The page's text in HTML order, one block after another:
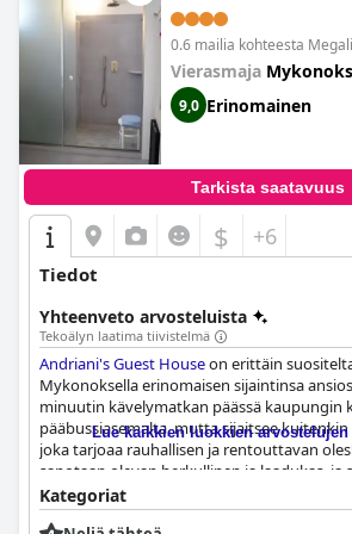
0.6 mailia kohteesta
Vierasmaja
9,0 Erinomainen
Tarkista saatavuus
$ +6
Tiedot
Yhteenveto arvosteluista
Tekoälyn laatima tiivistelmä
Andriani's Guest Houseon erittäin
Mykonoksella erinomaisen sijaintinsa
minuutin kävelymatkan päässä kaupungin
pääbussiasemalta, mutta sijaitsee
joka tarjoaa rauhallisen ja rentouttavan
sanotaan olevan herkullinen ja laadukas, ja
kauniissa puutarhassa tai varjostetulla
Huoneet ovat tilavia, moderneja ja siistejä,
Lue kaikkien luokkien arvostelujen
Kategoriat